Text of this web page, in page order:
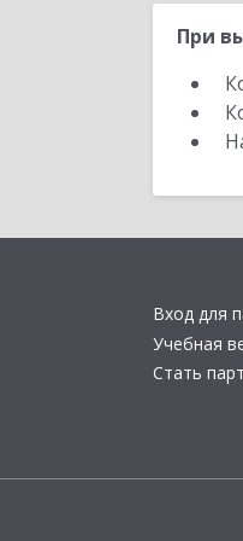
При
Вход для
Учебная
Стать